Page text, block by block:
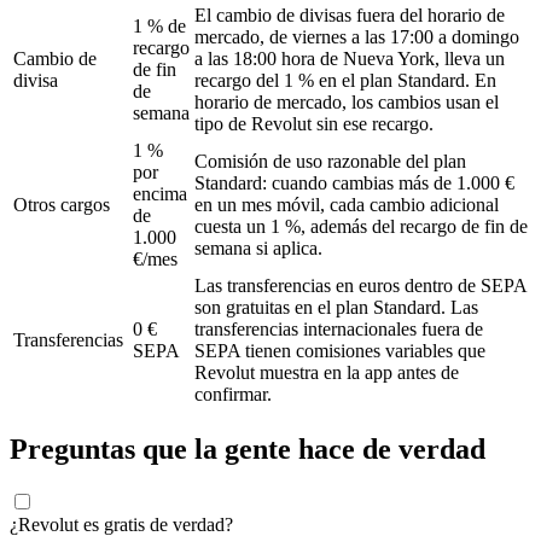
Cambio de
divisa
1 % de
recargo
de fin
de
semana
El cambio de divisas fuera del horario de
mercado, de viernes a las 17:00 a domingo
a las 18:00 hora de Nueva York, lleva un
recargo del 1 % en el plan Standard. En
horario de mercado, los cambios usan el
tipo de Revolut sin ese recargo.
Otros cargos
1 %
por
encima
de
1.000
€/mes
Comisión de uso razonable del plan
Standard: cuando cambias más de 1.000 €
en un mes móvil, cada cambio adicional
cuesta un 1 %, además del recargo de fin de
semana si aplica.
Transferencias
0 €
SEPA
Las transferencias en euros dentro de SEPA
son gratuitas en el plan Standard. Las
transferencias internacionales fuera de
SEPA tienen comisiones variables que
Revolut muestra en la app antes de
confirmar.
Preguntas que la gente hace de verdad
¿Revolut es gratis de verdad?